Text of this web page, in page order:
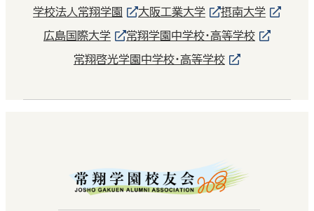
学校法人常翔学園 大阪工業大学 摂南大学
広島国際大学 常翔学園中学校・高等学校
常翔啓光学園中学校・高等学校